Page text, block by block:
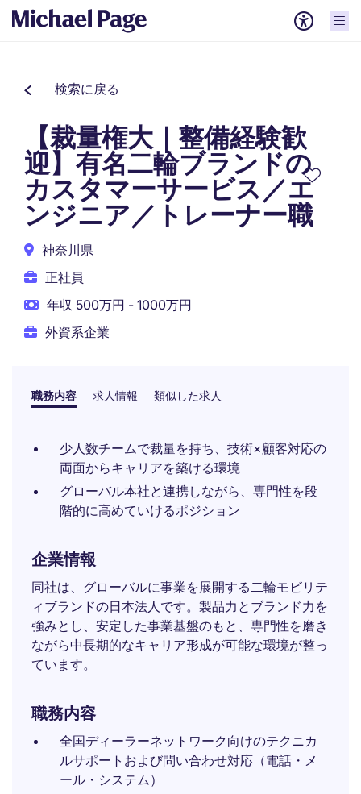
検索に戻る
【裁量権大｜整備経験歓
迎】有名二輪ブランドの
カスタマーサービス／エ
ンジニア／トレーナー職
神奈川県
正社員
年収 500万円 - 1000万円
外資系企業
職務内容 求人情報 類似した求人
少人数チームで裁量を持ち、技術×顧客対応の
両面からキャリアを築ける環境
グローバル本社と連携しながら、専門性を段
階的に高めていけるポジション
企業情報
同社は、グローバルに事業を展開する二輪モビリテ
ィブランドの日本法人です。製品力とブランド力を
強みとし、安定した事業基盤のもと、専門性を磨き
ながら中長期的なキャリア形成が可能な環境が整っ
ています。
職務内容
全国ディーラーネットワーク向けのテクニカ
ルサポートおよび問い合わせ対応（電話・メ
ール・システム）